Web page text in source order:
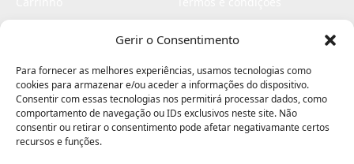
Gerir o Consentimento
Para fornecer as melhores experiências, usamos tecnologias como
cookies para armazenar e/ou aceder a informações do dispositivo.
Consentir com essas tecnologias nos permitirá processar dados, como
comportamento de navegação ou IDs exclusivos neste site. Não
consentir ou retirar o consentimento pode afetar negativamante certos
recursos e funções.
Livro de elogios